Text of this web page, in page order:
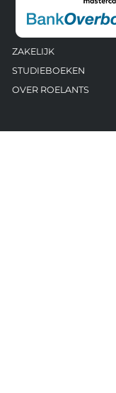
ZAKELIJK
STUDIEBOEKEN
OVER ROELANTS